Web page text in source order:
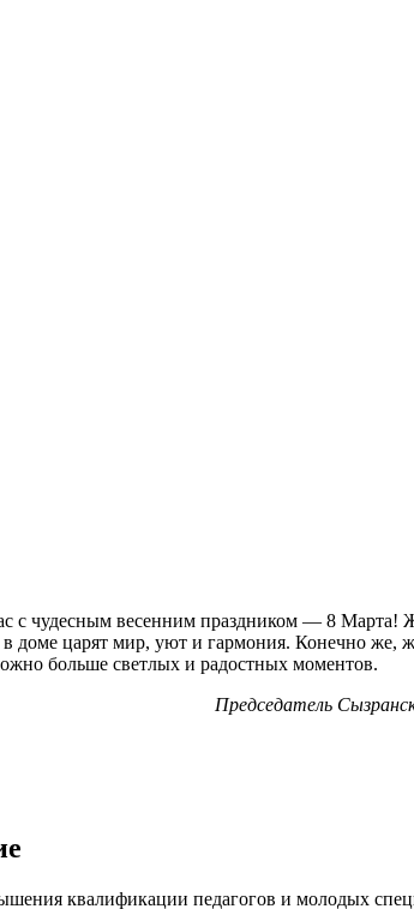
чудесным весенним праздником — 8 Марта!
доме царят мир, уют и гармония. Конечно
больше светлых и радостных моментов.
Председатель
квалификации педагогов и молодых